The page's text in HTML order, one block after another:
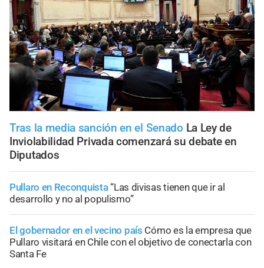
Tras la media sanción en el Senado La Ley de
Inviolabilidad Privada comenzará su debate en
Diputados
Pullaro en Reconquista“Las divisas tienen que ir al
desarrollo y no al populismo”
El gobernador en el vecino país Cómo es la empresa que
Pullaro visitará en Chile con el objetivo de conectarla con
Santa Fe